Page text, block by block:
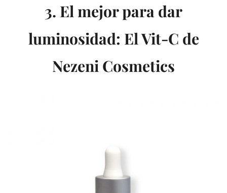
3. El mejor para dar
luminosidad: El Vit-C de
Nezeni Cosmetics